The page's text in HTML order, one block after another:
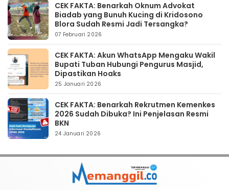
CEK FAKTA: Benarkah Oknum Advokat
Biadab yang Bunuh Kucing di Kridosono
Blora Sudah Resmi Jadi Tersangka?
07 Februari 2026
CEK FAKTA: Akun WhatsApp Mengaku Wakil
Bupati Tuban Hubungi Pengurus Masjid,
Dipastikan Hoaks
25 Januari 2026
CEK FAKTA: Benarkah Rekrutmen Kemenkes
2026 Sudah Dibuka? Ini Penjelasan Resmi
BKN
24 Januari 2026